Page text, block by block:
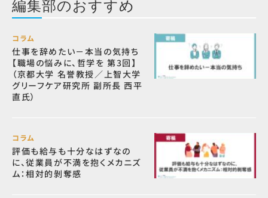
コラム
仕事を辞めたい－本当の気持ち
【職場の悩みに、哲学を 第3回】
（京都大学 名誉教授／上智大学
グリーフケア研究所 副所長 西平
直氏）
コラム
評価も給与も十分なはずなの
に、従業員が不満を抱くメカニズ
ム：相対的剝奪感